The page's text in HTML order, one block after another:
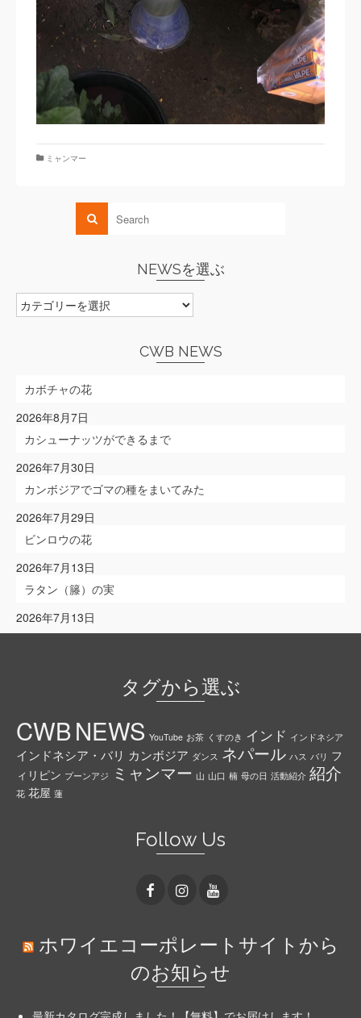
ミャンマー
NEWSを選ぶ
NEWS
を
CWB NEWS
カボチャの花
2026年8月7日
カシューナッツができるまで
2026年7月30日
カンボジアでゴマの種をまいてみた
2026年7月29日
ビンロウの花
2026年7月13日
ラタン（籐）の実
2026年7月13日
タグから選ぶ
CWBNEWS YouTube お茶 くすのき インド インドネシア
インドネシア・バリ カンボジア ダンス ネパール ハス バリ フ
ィリピン プーンアジ ミャンマー 山 山口 楠 母の日 活動紹介 紹介
花 花屋 蓮
Follow Us
ホワイエコーポレートサイトから
のお知らせ